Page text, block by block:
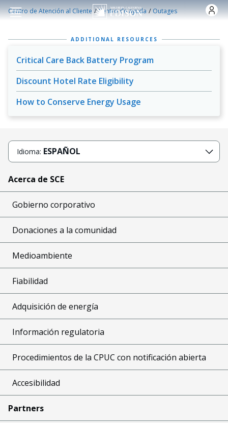
Pasar al contenido principal
Centro de Atención al Cliente /Centro de ayuda /Outages
ADDITIONAL RESOURCES
Critical Care Back Battery Program
Discount Hotel Rate Eligibility
How to Conserve Energy Usage
Idioma: ESPAÑOL
Acerca de SCE
Gobierno corporativo
Donaciones a la comunidad
Medioambiente
Fiabilidad
Adquisición de energía
Información regulatoria
Procedimientos de la CPUC con notificación abierta
Accesibilidad
Partners